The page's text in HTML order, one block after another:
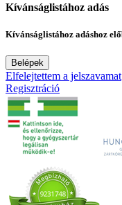
Kívánságlistához adás
Kívánságlistához adáshoz
Belépek
Elfelejtettem a jelszavamat
Regisztráció